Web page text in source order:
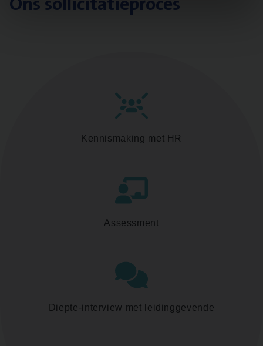
Kennismaking met HR
Assessment
Diepte-interview met leidinggevende